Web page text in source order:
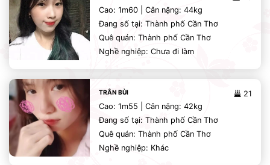
Cao: 1m60 | Cân nặng: 44kg
Đang số tại: Thành phố Cần Thơ
Quê quán: Thành phố Cần Thơ
Nghề nghiệp: Chưa đi làm
21
TRÂN BÙI
Cao: 1m55 | Cân nặng: 42kg
Đang số tại: Thành phố Cần Thơ
Quê quán: Thành phố Cần Thơ
Nghề nghiệp: Khác